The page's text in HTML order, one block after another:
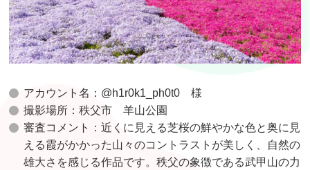
アカウント名：@h1r0k1_ph0t0 様
撮影場所：秩父市 羊山公園
審査コメント：近くに見える芝桜の鮮やかな色と奥に見
える霞がかかった山々のコントラストが美しく、自然の
雄大さを感じる作品です。秩父の象徴である武甲山の力